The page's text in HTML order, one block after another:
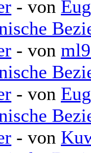
- von
- von
- von
- von